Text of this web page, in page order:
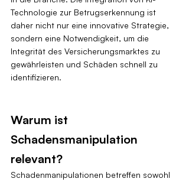
Technologie zur Betrugserkennung ist
daher nicht nur eine innovative Strategie,
sondern eine Notwendigkeit, um die
Integrität des Versicherungsmarktes zu
gewährleisten und Schäden schnell zu
identifizieren.
Warum ist
Schadensmanipulation
relevant?
Schadenmanipulationen betreffen sowohl